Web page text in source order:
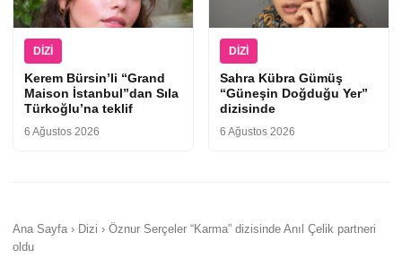
DIZI
Kerem Bürsin’li “Grand
Maison İstanbul”dan Sıla
Türkoğlu’na teklif
6 Ağustos 2026
DIZI
Sahra Kübra Gümüş
“Güneşin Doğduğu Yer”
dizisinde
6 Ağustos 2026
Ana Sayfa › Dizi › Öznur Serçeler “Karma” dizisinde Anıl Çelik partneri
oldu